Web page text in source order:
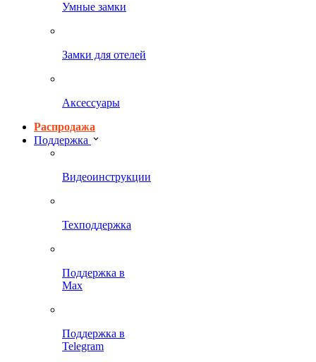
Умные замки
Замки для отелей
Аксессуары
Распродажа
Поддержка
Видеоинструкции
Техподдержка
Поддержка в
Max
Поддержка в
Telegram